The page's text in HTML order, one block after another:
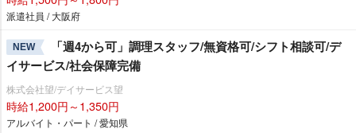
派遣社員 / 大阪府
NEW
「週4から可」調理スタッフ/無資格可/シフト相談可/デ
イサービス/社会保障完備
株式会社望/デイサービス望
時給1,200円～1,350円
アルバイト・パート / 愛知県